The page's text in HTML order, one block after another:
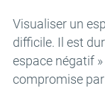
Inscription
Visualiser un
difficile. Il est
espace négatif
compromise